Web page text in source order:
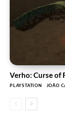
Verho: Curse of
PLAYSTATION JOÃO